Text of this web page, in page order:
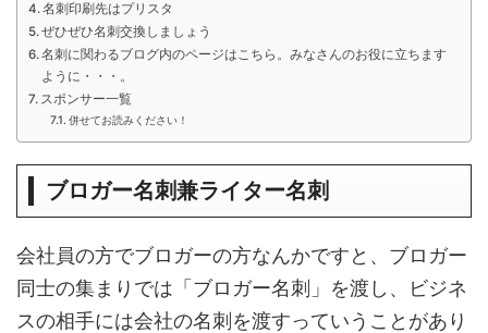
名刺印刷先はプリスタ
ぜひぜひ名刺交換しましょう
名刺に関わるブログ内のページはこちら。みなさんのお役に立ちます
ように・・・。
スポンサー一覧
併せてお読みください！
ブロガー名刺兼ライター名刺
会社員の方でブロガーの方なんかですと、ブロガー
同士の集まりでは「ブロガー名刺」を渡し、ビジネ
スの相手には会社の名刺を渡すっていうことがあり